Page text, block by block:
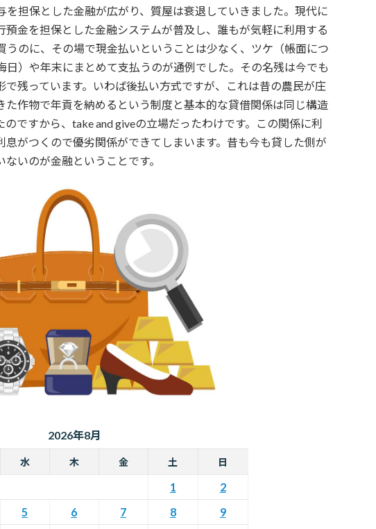
を担保とした金融が広がり、質屋は衰退していきました。現代に
金を担保とした金融システムが普及し、誰もが気軽に利用する
うのに、その場で現金払いということは少なく、ツケ（帳面につ
日）や年末にまとめて支払うのが通例でした。その名残は今でも
残っています。いわば後払い方式ですが、これは昔の農民が庄
た作物で年貢を納めるという制度と基本的な貸借関係は同じ構造
ですから、take and giveの立場だったわけです。この関係に利
がつくので優劣関係ができてしまいます。昔も今も貸した側が
いのが金融ということです。
2026年8月
水 木 金 土 日
1
2
5 6 7 8 9